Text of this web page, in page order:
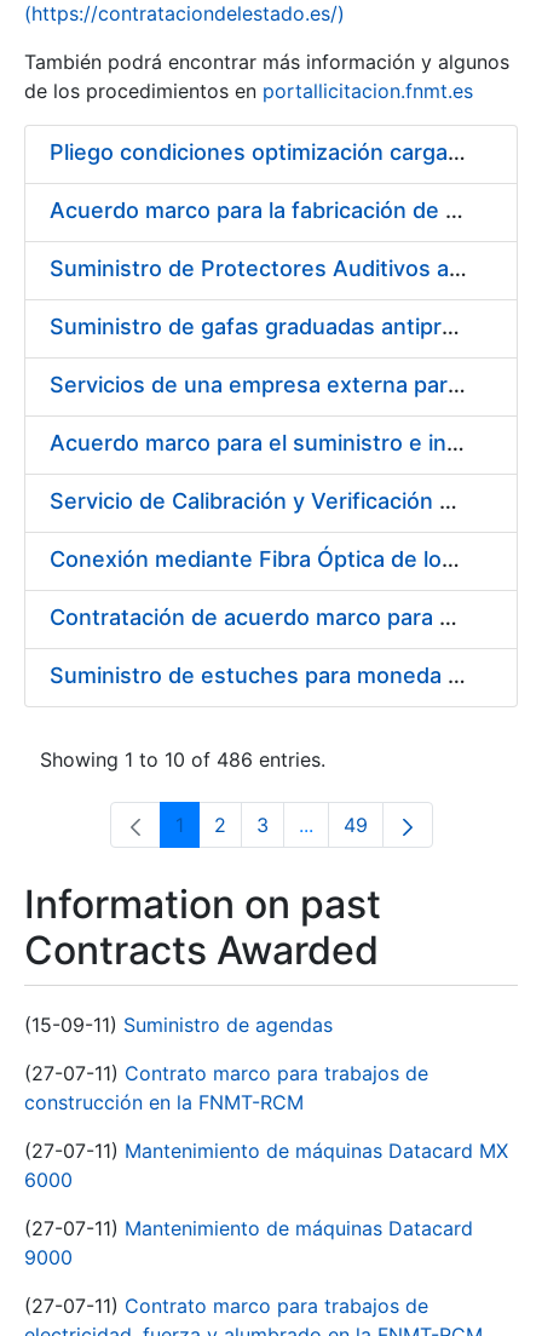
Show/Hide
(https://contrataciondelestado.es/)
También podrá encontrar más información y algunos
de los procedimientos en portallicitacion.fnmt.es
Pliego condiciones optimización cargas compras firmado
Acuerdo marco para la fabricación de piezas
Suministro de Protectores Auditivos a medida para las personas trabajadoras de los Centros de Trabajo de Madrid y Burgos
Suministro de gafas graduadas antiproyecciones para los trabajadores de la FNMT-RCM en los centros de trabajo de Madrid y Burgos
Servicios de una empresa externa para el asesoramiento y resolución de los recursos de alzada que se presentan relacionados con procesos de selección para la FNMT-RCM
Acuerdo marco para el suministro e instalación de persianas, estores y otros complementos
Servicio de Calibración y Verificación Externa de los Equipos de Medición del Servicio de Prevención de la FNMT-RCM
Conexión mediante Fibra Óptica de los Centros de Proceso de Datos (CPDs) de las sedes de la FNMT-RCM de Burgos y Madrid
Contratación de acuerdo marco para el Suministro de Material de Electricidad para la Fábrica Nacional de Moneda y Timbre-Real Casa de la Moneda en su centro de trabajo de Burgos
Suministro de estuches para moneda de 30 €
Showing 1 to 10 of 486 entries.
Page
1 Page
2 Page
3 ...Intermediate Pages Use
Page
49
Information on past
Contracts Awarded
(15-09-11) Suministro de agendas
(27-07-11) Contrato marco para trabajos de
construcción en la FNMT-RCM
(27-07-11) Mantenimiento de máquinas Datacard MX
6000
(27-07-11) Mantenimiento de máquinas Datacard
9000
(27-07-11) Contrato marco para trabajos de